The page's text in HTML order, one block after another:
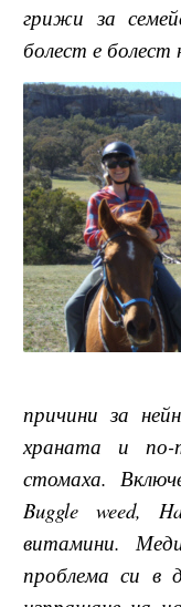
грижи за
болест е болест
причини за
храната и по-
стомаха.
Buggle weed,
витамини.
проблема си в